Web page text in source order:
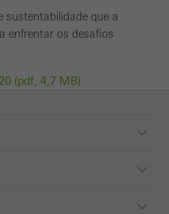
sustentabilidade que a
enfrentar os desafios
(pdf, 4,7 MB)